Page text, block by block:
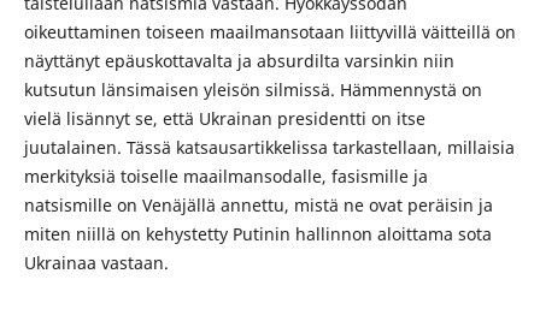
oikeuttaminen toiseen maailmansotaan liittyvillä väitteillä on
näyttänyt epäuskottavalta ja absurdilta varsinkin niin
kutsutun länsimaisen yleisön silmissä. Hämmennystä on
vielä lisännyt se, että Ukrainan presidentti on itse
juutalainen. Tässä katsausartikkelissa tarkastellaan, millaisia
merkityksiä toiselle maailmansodalle, fasismille ja
natsismille on Venäjällä annettu, mistä ne ovat peräisin ja
miten niillä on kehystetty Putinin hallinnon aloittama sota
Ukrainaa vastaan.